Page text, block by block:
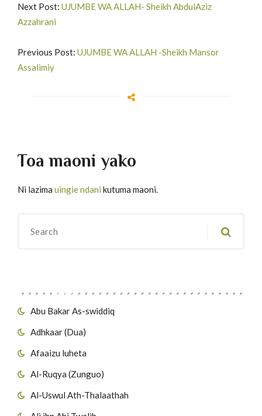
Abu Bakar As-swiddiq
Adhkaar (Dua)
Afaaizu luheta
Al-Ruqya (Zunguo)
Al-Uswul Ath-Thalaathah
Next Post: UJUMBE WA ALLAH- Sheikh AbdulAziz
Azzahrani
Previous Post: UJUMBE WA ALLAH -Sheikh Mansor
Assalimiy
Toa maoni yako
Ni lazima uingie ndani kutuma maoni.